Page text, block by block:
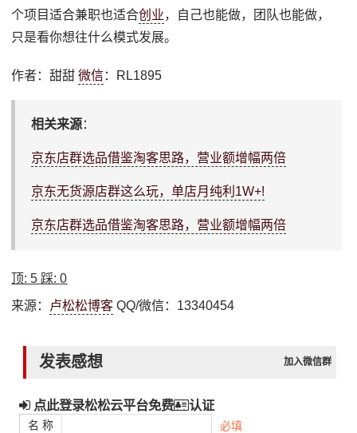
个项目适合兼职也适合创业，自己也能做，团队也能做，
只是看你想往什么模式发展。
作者：甜甜微信：RL1895
相关来源：
京东店群选品借鉴淘客思路，营业额增幅两倍
京东无货源店群这么玩，单店月纯利1W+!
京东店群选品借鉴淘客思路，营业额增幅两倍
顶:5 踩:0
来源： 卢松松博客 QQ/微信：13340454
发表感想 加入微信群
点此登录松松云平台免费 认证
名 称 必填